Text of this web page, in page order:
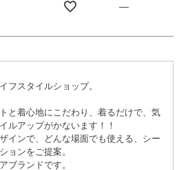
—
フスタイルショップ。
と着心地にこだわり、着るだけで、気
ルアップがかないます！！
インで、どんな場面でも使える、シー
ョンをご提案。
ブランドです。